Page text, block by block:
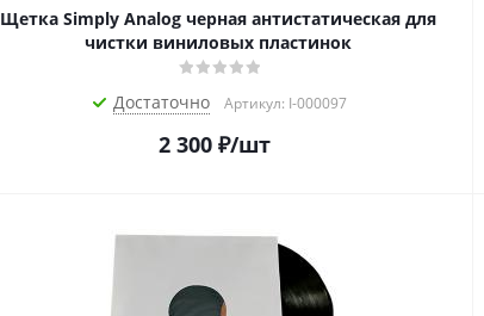
Щетка Simply Analog черная антистатическая для
чистки виниловых пластинок
Достаточно Артикул: I-000097
2 300₽/шт